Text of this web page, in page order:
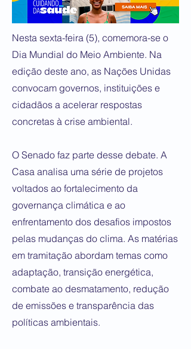
Nesta sexta-feira (5), comemora-se o
Dia Mundial do Meio Ambiente. Na
edição deste ano, as Nações Unidas
convocam governos, instituições e
cidadãos a acelerar respostas
concretas à crise ambiental.
O Senado faz parte desse debate. A
Casa analisa uma série de projetos
voltados ao fortalecimento da
governança climática e ao
enfrentamento dos desafios impostos
pelas mudanças do clima. As matérias
em tramitação abordam temas como
adaptação, transição energética,
combate ao desmatamento, redução
de emissões e transparência das
políticas ambientais.